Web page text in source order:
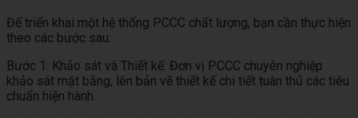
Để triển khai một hệ thống PCCC chất lượng, bạn cần thực hiện
theo các bước sau:
Bước 1: Khảo sát và Thiết kế: Đơn vị PCCC chuyên nghiệp
khảo sát mặt bằng, lên bản vẽ thiết kế chi tiết tuân thủ các tiêu
chuẩn hiện hành.